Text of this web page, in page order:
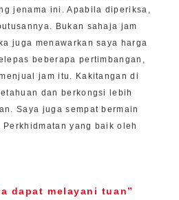
jenama ini. Apabila diperiksa,
Bukan sahaja jam
juga menawarkan saya harga
beberapa pertimbangan,
jam itu. Kakitangan di
dan berkongsi lebih
Saya juga sempat bermain
yang baik oleh
dapat melayani tuan”